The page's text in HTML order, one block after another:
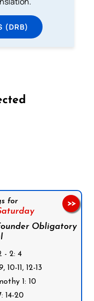
(DRB)
for
Obligatory
- 2: 4
11, 12-13
1: 10
14-20
>>